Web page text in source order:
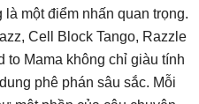
là một điểm nhấn quan trọng.
Cell Block Tango, Razzle
to Mama không chỉ giàu tính
phê phán sâu sắc. Mỗi